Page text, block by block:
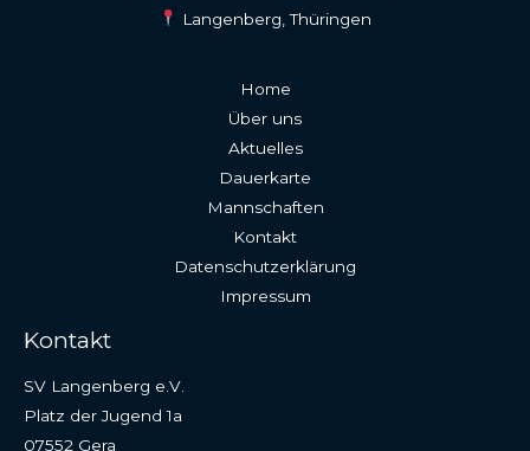
Langenberg, Thüringen
Home
Über uns
Aktuelles
Dauerkarte
Mannschaften
Kontakt
Datenschutzerklärung
Impressum
Kontakt
SV Langenberg e.V.
Platz der Jugend 1a
07552 Gera